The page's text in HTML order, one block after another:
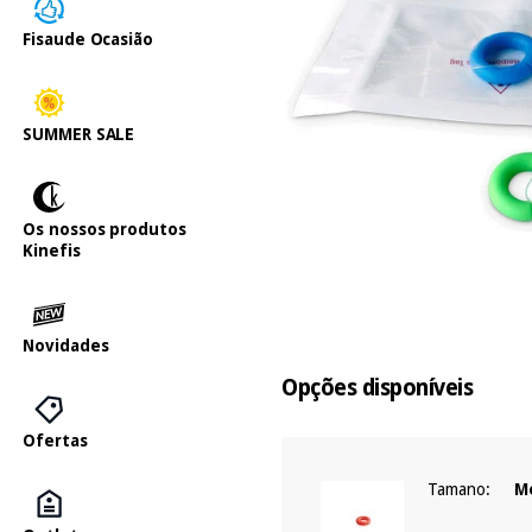
Fisaude Ocasião
SUMMER SALE
Os nossos produtos
Kinefis
Novidades
Ofertas
Opções disponíveis
Tamano: